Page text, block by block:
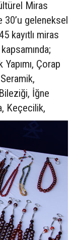
Miras
30’u geleneksel
kayıtlı miras
Çorap
İğne
Keçecilik,